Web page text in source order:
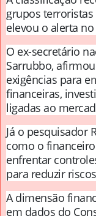
grupos
elevou o alerta
O ex-secretário
Sarrubbo,
exigências para
financeiras,
ligadas ao
Já o pesquisador
como o
enfrentar
para reduzir
A dimensão
em dados do